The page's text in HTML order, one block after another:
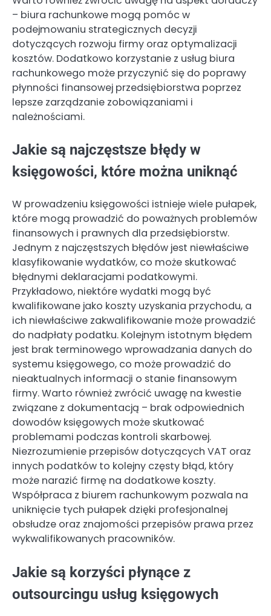
– biura rachunkowe mogą pomóc w
podejmowaniu strategicznych decyzji
dotyczących rozwoju firmy oraz optymalizacji
kosztów. Dodatkowo korzystanie z usług biura
rachunkowego może przyczynić się do poprawy
płynności finansowej przedsiębiorstwa poprzez
lepsze zarządzanie zobowiązaniami i
należnościami.
Jakie są najczęstsze błędy w
księgowości, które można uniknąć
W prowadzeniu księgowości istnieje wiele pułapek,
które mogą prowadzić do poważnych problemów
finansowych i prawnych dla przedsiębiorstw.
Jednym z najczęstszych błędów jest niewłaściwe
klasyfikowanie wydatków, co może skutkować
błędnymi deklaracjami podatkowymi.
Przykładowo, niektóre wydatki mogą być
kwalifikowane jako koszty uzyskania przychodu, a
ich niewłaściwe zakwalifikowanie może prowadzić
do nadpłaty podatku. Kolejnym istotnym błędem
jest brak terminowego wprowadzania danych do
systemu księgowego, co może prowadzić do
nieaktualnych informacji o stanie finansowym
firmy. Warto również zwrócić uwagę na kwestie
związane z dokumentacją – brak odpowiednich
dowodów księgowych może skutkować
problemami podczas kontroli skarbowej.
Niezrozumienie przepisów dotyczących VAT oraz
innych podatków to kolejny częsty błąd, który
może narazić firmę na dodatkowe koszty.
Współpraca z biurem rachunkowym pozwala na
uniknięcie tych pułapek dzięki profesjonalnej
obsłudze oraz znajomości przepisów prawa przez
wykwalifikowanych pracowników.
Jakie są korzyści płynące z
outsourcingu usług księgowych